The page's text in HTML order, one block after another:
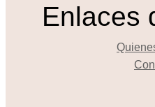
Enlaces